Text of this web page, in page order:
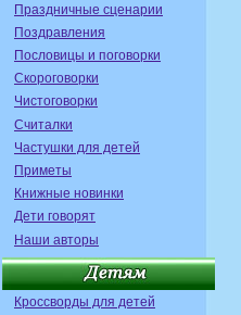
Праздничные сценарии
Поздравления
Пословицы и поговорки
Скороговорки
Чистоговорки
Считалки
Частушки для детей
Приметы
Книжные новинки
Дети говорят
Наши авторы
Кроссворды для детей